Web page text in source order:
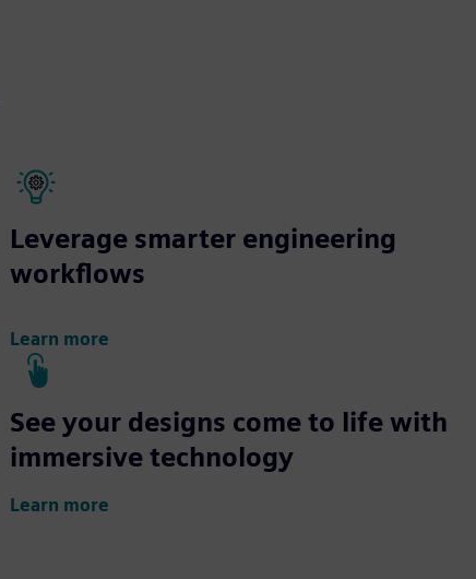
Leverage smarter engineering
workflows
Learn more
See your designs come to life with
immersive technology
Learn more